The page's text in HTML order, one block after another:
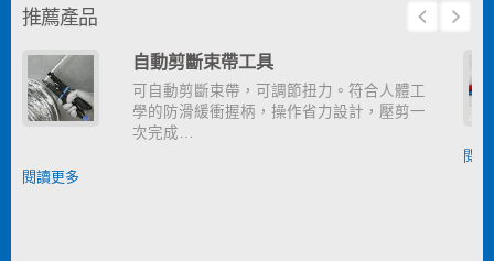
推薦產品
自動剪斷束帶工具
可自動剪斷束帶，可調節扭力。符合人體工
學的防滑緩衝握柄，操作省力設計，壓剪一
次完成…
閱讀更多
閱